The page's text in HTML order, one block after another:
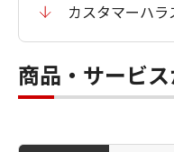
カスタマーハ
商品・サービ